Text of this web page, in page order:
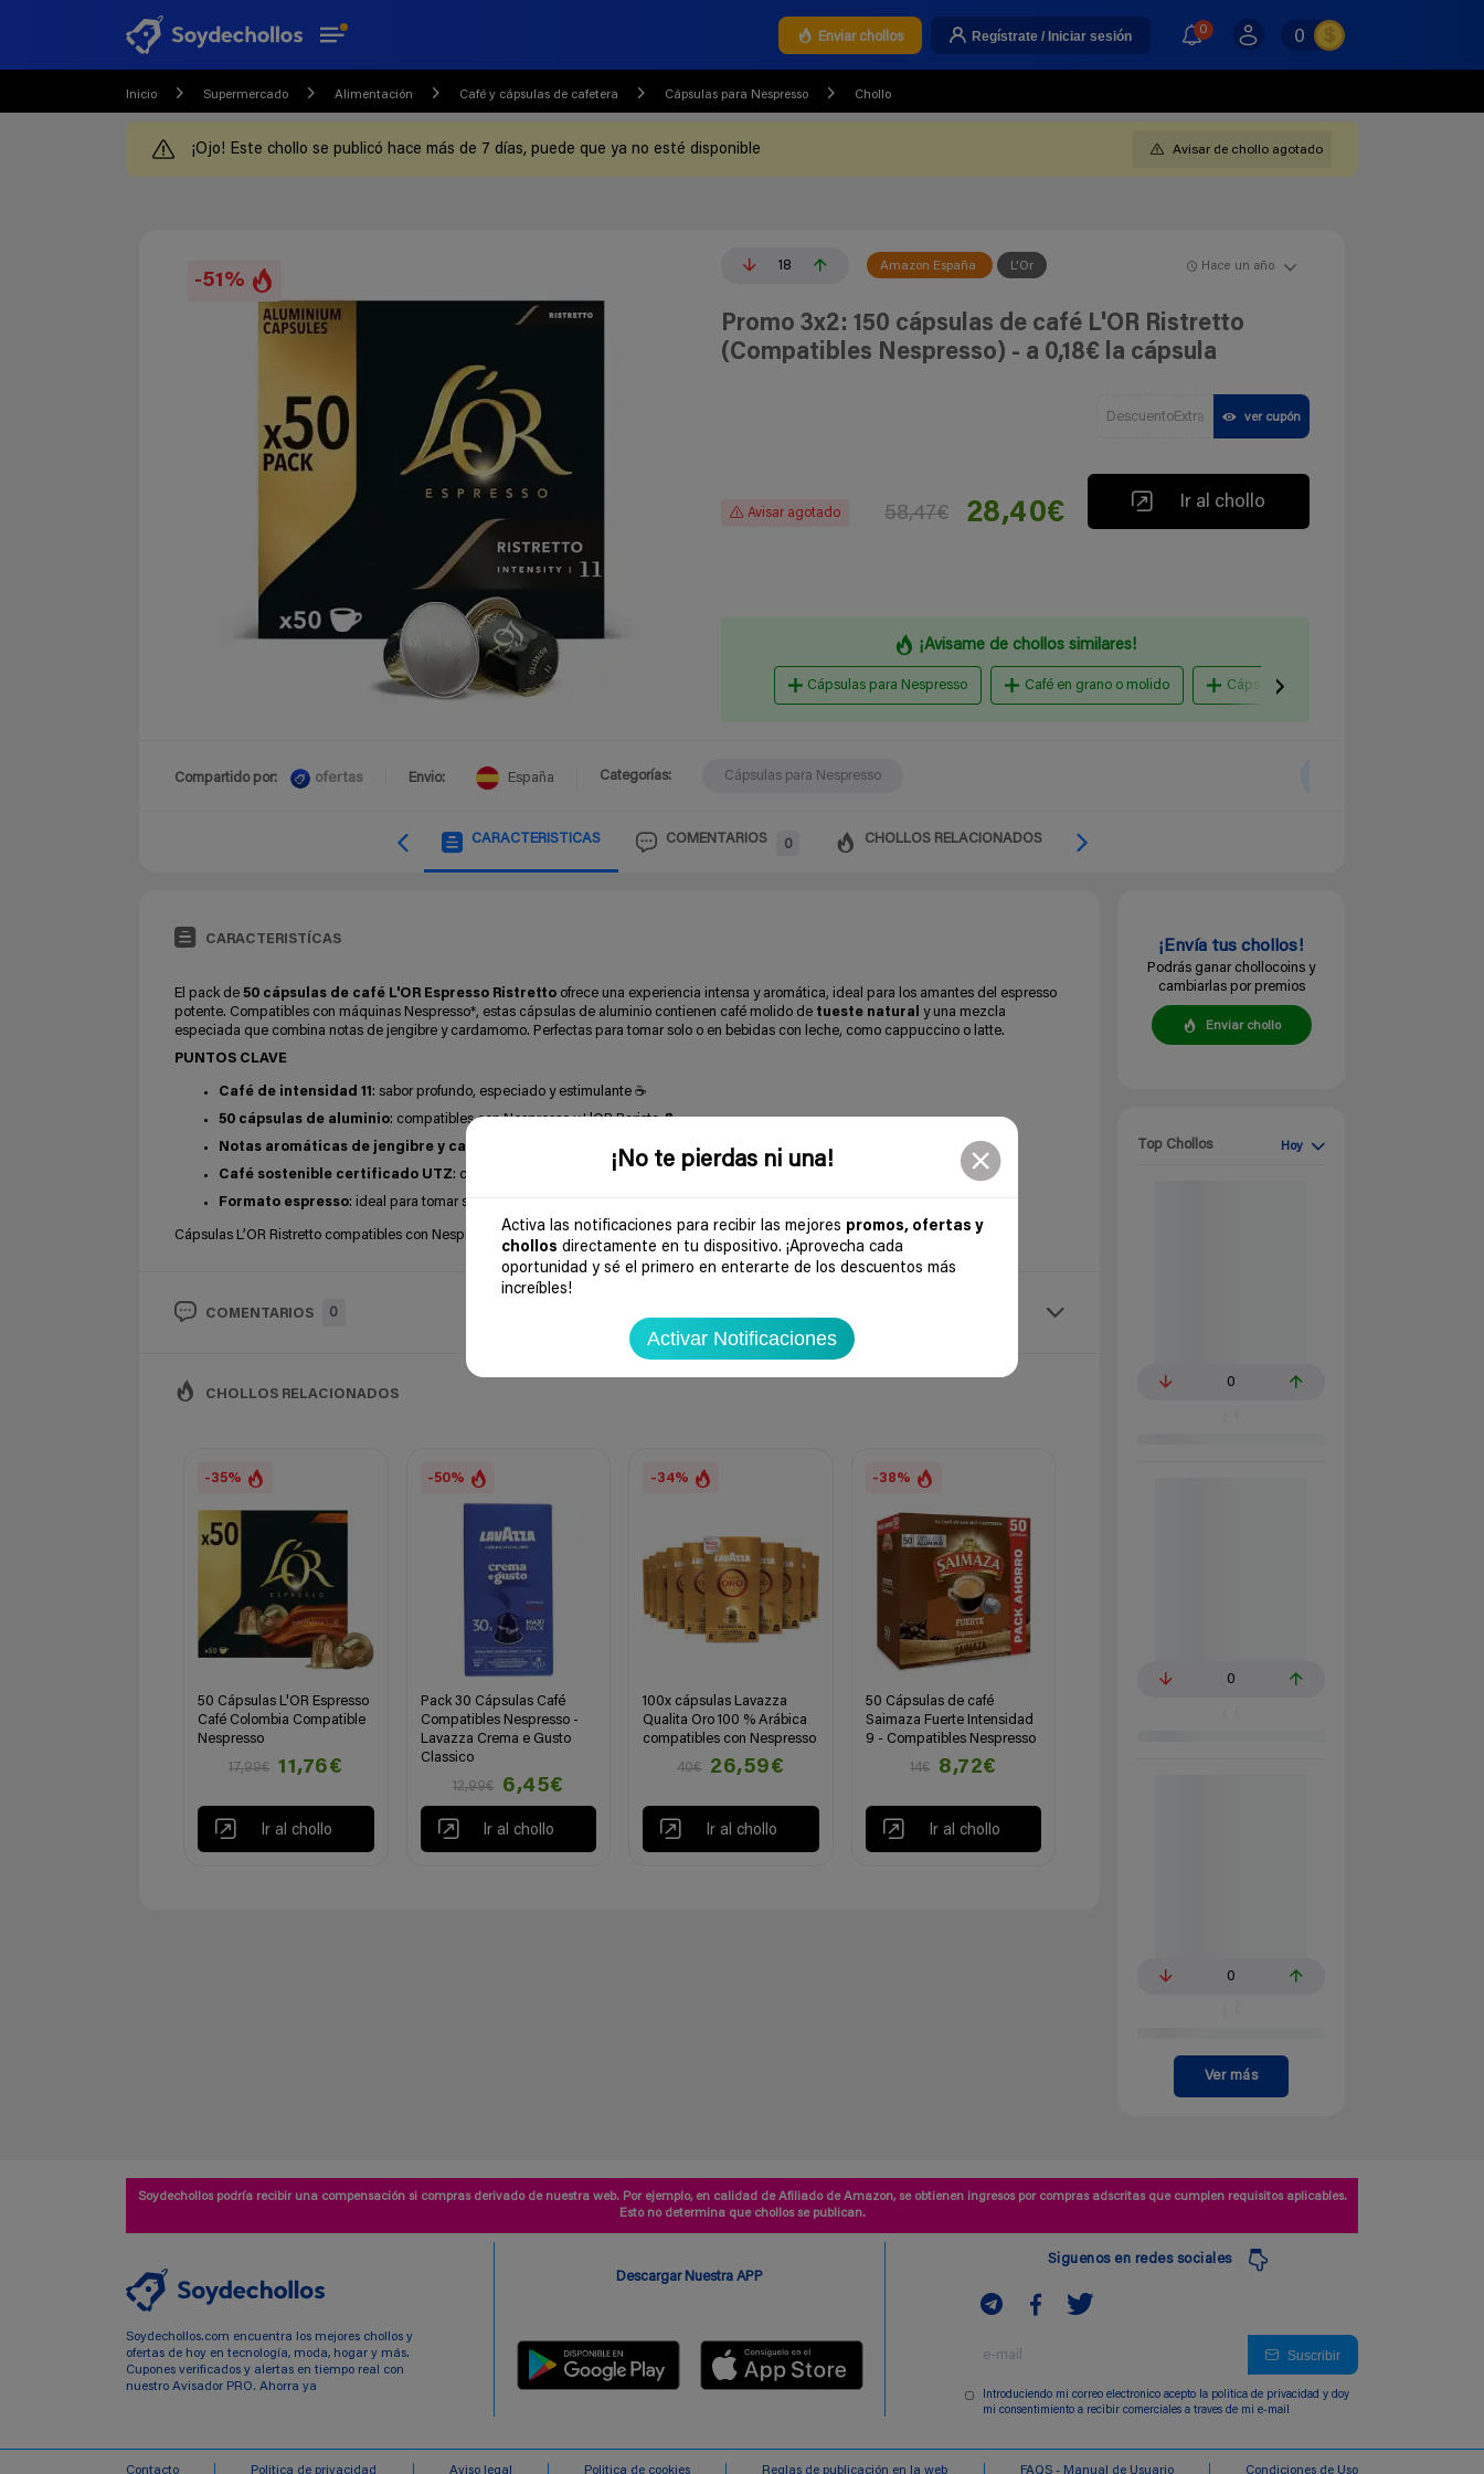
¡No te pierdas ni una!
Activa las notificaciones para recibir las mejores promos, ofertas y
chollos directamente en tu dispositivo. ¡Aprovecha cada
oportunidad y sé el primero en enterarte de los descuentos más
increíbles!
Activar Notificaciones
Enviar chollos Regístrate / Iniciar sesión 0 0
Inicio Supermercado Alimentación Café y cápsulas de cafetera Cápsulas para Nespresso Chollo
¡Ojo! Este chollo se publicó hace más de 7 días, puede que ya no esté disponible Avisar de chollo agotado
-51%
18 Amazon España L'Or Hace un año
Promo 3x2: 150 cápsulas de café L'OR Ristretto
(Compatibles Nespresso) - a 0,18€ la cápsula
DescuentoExtra ver cupón
Avisar agotado 58,47€ 28,40€ Ir al chollo
¡Avisame de chollos similares!
Cápsulas para Nespresso Café en grano o molido Cápsulas para Dolce Gusto
Compartido por: ofertas Envio: España Categorías: Cápsulas para Nespresso
CARACTERISTICAS COMENTARIOS 0 CHOLLOS RELACIONADOS
CARACTERISTÍCAS
El pack de 50 cápsulas de café L'OR Espresso Ristretto ofrece una experiencia intensa y aromática, ideal para los amantes del espresso
potente. Compatibles con máquinas Nespresso*, estas cápsulas de aluminio contienen café molido de tueste natural
y una mezcla
especiada que combina notas de jengibre y cardamomo. Perfectas para tomar solo o en bebidas con leche, como cappuccino o latte.
PUNTOS CLAVE
Café de intensidad 11 : sabor profundo, especiado y estimulante ☕
50 cápsulas de aluminio: compatibles con Nespresso y L'OR Barista ♻️
Notas aromáticas de jengibre y cardamomo
: mezcla compleja y fresca 🌿
Café sostenible certificado UTZ: compromiso con la agricultura responsable 🌍
Formato espresso: ideal para tomar solo o con leche según tu gusto 🥛
Cápsulas L’OR Ristretto compatibles con Nespresso, con café intenso y sostenible , perfectas para un espresso lleno de carácter.
COMENTARIOS 0
CHOLLOS RELACIONADOS
-35%
50 Cápsulas L'OR Espresso
Café Colombia Compatible
Nespresso
17,99€
11,76€
Ir al chollo
-50%
Pack 30 Cápsulas Café
Compatibles Nespresso -
Lavazza Crema e Gusto
Classico
12,99€
6,45€
Ir al chollo
-34%
100x cápsulas Lavazza
Qualita Oro 100 % Arábica
compatibles con Nespresso
40€
26,59€
Ir al chollo
-38%
50 Cápsulas de café
Saimaza Fuerte Intensidad
9 - Compatibles Nespresso
14€
8,72€
Ir al chollo
¡Envía tus chollos!
Podrás ganar chollocoins y
cambiarlas por premios
Enviar chollo
Top Chollos Hoy
0
0
0
Ver más
Soydechollos podría recibir una compensación si compras derivado de nuestra web. Por ejemplo, en calidad de Afiliado de Amazon, se obtienen ingresos por compras adscritas que cumplen requisitos aplicables.
Esto no determina que chollos se publican.
Soydechollos.com encuentra los mejores chollos y
ofertas de hoy en tecnología, moda, hogar y más.
Cupones verificados y alertas en tiempo real con
nuestro Avisador PRO. Ahorra ya
Descargar Nuestra APP
Siguenos en redes sociales
Suscribir
Introduciendo mi correo electronico acepto la politica de privacidad y doy
mi consentimiento a recibir comerciales a traves de mi e-mail
Contacto Politica de privacidad Aviso legal Politica de cookies Reglas de publicación en la web FAQS - Manual de Usuario Condiciones de Uso